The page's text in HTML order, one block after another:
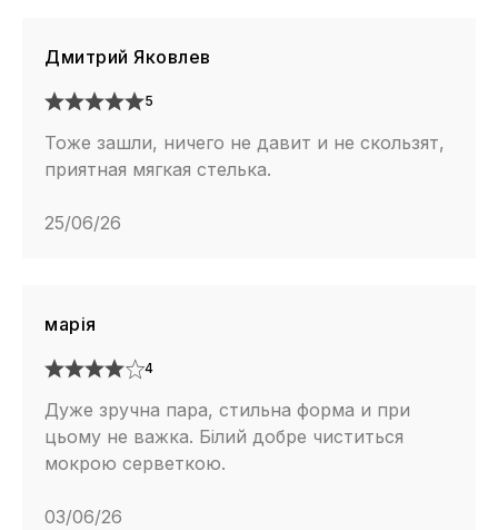
Дмитрий Яковлев
5
Тоже зашли, ничего не давит и не скользят,
приятная мягкая стелька.
25/06/26
марія
4
Дуже зручна пара, стильна форма и при
цьому не важка. Білий добре чиститься
мокрою серветкою.
03/06/26